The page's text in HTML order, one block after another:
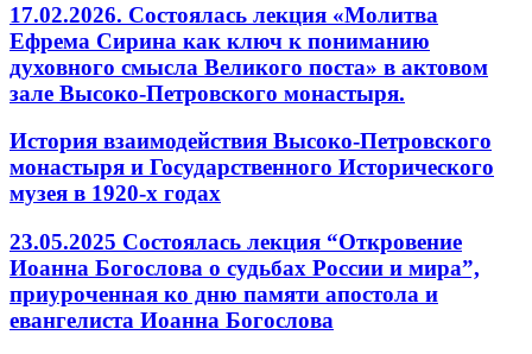
17.02.2026. Состоялась лекция «Молитва
Ефрема Сирина как ключ к пониманию
духовного смысла Великого поста» в актовом
зале Высоко-Петровского монастыря.
История взаимодействия Высоко-Петровского
монастыря и Государственного Исторического
музея в 1920-х годах
23.05.2025 Состоялась лекция “Откровение
Иоанна Богослова о судьбах России и мира”,
приуроченная ко дню памяти апостола и
евангелиста Иоанна Богослова